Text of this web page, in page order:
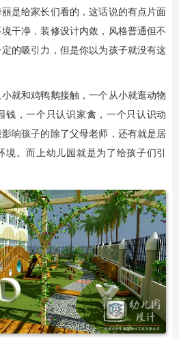
是给家长们看的，这话说的有点片面
干净，装修设计内敛，风格普通但不
的吸引力，但是你以为孩子就没有这
就和鸡鸭鹅接触，一个从小就逛动物
钱，一个只认识家禽，一个只认识动
响孩子的除了父母老师，还有就是居
境。而上幼儿园就是为了给孩子们引